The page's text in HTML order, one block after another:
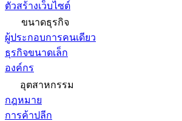
ตัวสร้างเว็บไซต์
ขนาดธุรกิจ
ผู้ประกอบการคนเดียว
ธุรกิจขนาดเล็ก
องค์กร
อุตสาหกรรม
กฎหมาย
การค้าปลีก